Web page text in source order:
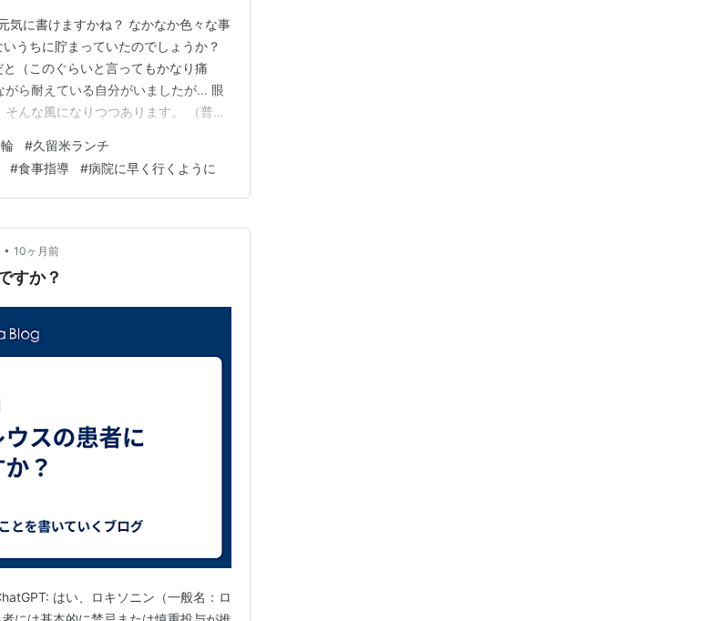
気に書けますかね？ なかなか色々な事
うちに貯まっていたのでしょうか？
（このぐらいと言ってもかなり痛
ら耐えている自分がいましたが… 眼
んな風になりつつあります。 （普通
かけていた！そうです！ こんな図と
#久留米ランチ
#食事指導 #病院に早く行くように
• 10ヶ月前
すか？
はい、ロキソニン（一般名：ロ